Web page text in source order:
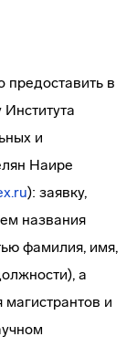
предоставить в
и
Наире
): заявку,
названия
фамилия, имя,
а
и